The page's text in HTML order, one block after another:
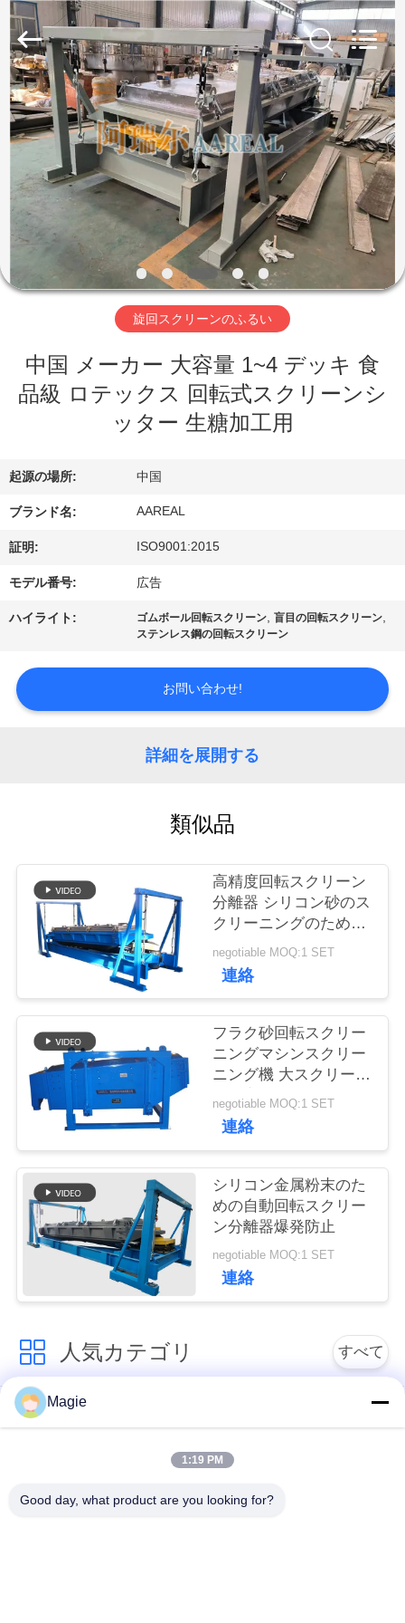
家
へ
製
品
わ
し
た
に
つ
い
て
場
品
さ
金
を
求
め
く
supplier.
Copyright
2020
2026
Xinxiang
AAREAL
Machine
Co.,Ltd.
Rights
Reserved.
旋回スクリーンのふるい
中国 メーカー 大容量 1~4 デッキ 食
品級 ロテックス 回転式スクリーンシ
ッター 生糖加工用
起源の場所: 中国
ブランド名: AAREAL
証明: ISO9001:2015
モデル番号: 広告
ハイライト: ゴムボール回転スクリーン,盲目の回転スクリーン,
ステンレス鋼の回転スクリーン
お問い合わせ!
詳細を展開する
類似品
高精度回転スクリーン
分離器 シリコン砂のス
クリーニングのための
ロテックススクリーン
negotiable MOQ:1 SET
連絡
フラク砂回転スクリー
ニングマシンスクリー
ニング機 大スクリーニ
ング容量
negotiable MOQ:1 SET
連絡
シリコン金属粉末のた
めの自動回転スクリー
ン分離器爆発防止
negotiable MOQ:1 SET
連絡
人気カテゴリ すべて
ビブロスクリーンマ
シン
るい
高周波スクリーン
ブラー
Magie
1:19 PM
Good day, what product are you looking for?